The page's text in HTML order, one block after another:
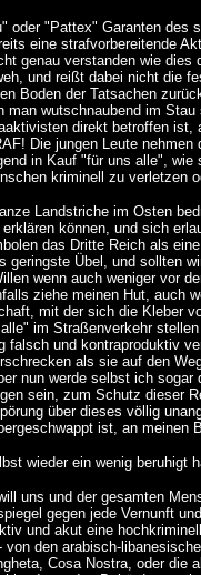
oder "Pattex" Garanten des
eine strafvorbereitende
genau verstanden wie dies
und reißt dabei nicht die
Boden der Tatsachen
man wutschnaubend im
direkt betroffen ist,
Die jungen Leute
in Kauf "für uns alle",
kriminell zu verletzen
Landstriche im Osten
können, und sich
das Dritte Reich als
geringste Übel, und sollten
wenn auch weniger vor
ziehe meinen Hut, auch
mit der sich die Kleber
im Straßenverkehr
falsch und kontraproduktiv
als sie auf den
nun werde selbst ich sogar
sein, zum Schutz dieser
über dieses völlig
ist, an meinen
wieder ein wenig beruhigt
uns und der gesamten
gegen jede Vernunft
und akut eine
den arabisch-
Cosa Nostra, oder die